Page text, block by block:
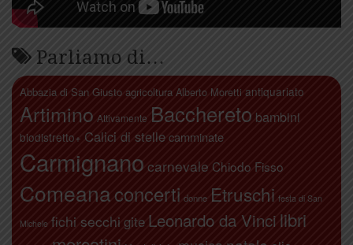
Parliamo di…
Abbazia di San Giusto agricoltura Alberto Moretti antiquariato
Artimino Attivamente Bacchereto bambini
biodistretto+ Calici di stellecamminate
Carmignano carnevale Chiodo Fisso
Comeanaconcerti donne Etruschi festa di San
Michele fichi secchi gite Leonardo da Vinci libri